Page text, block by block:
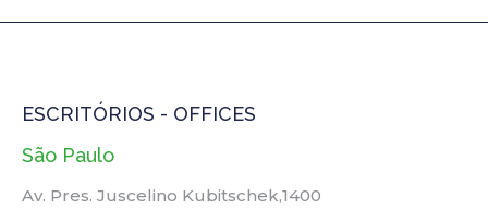
ESCRITÓRIOS - OFFICES
São Paulo
Av. Pres. Juscelino Kubitschek,1400